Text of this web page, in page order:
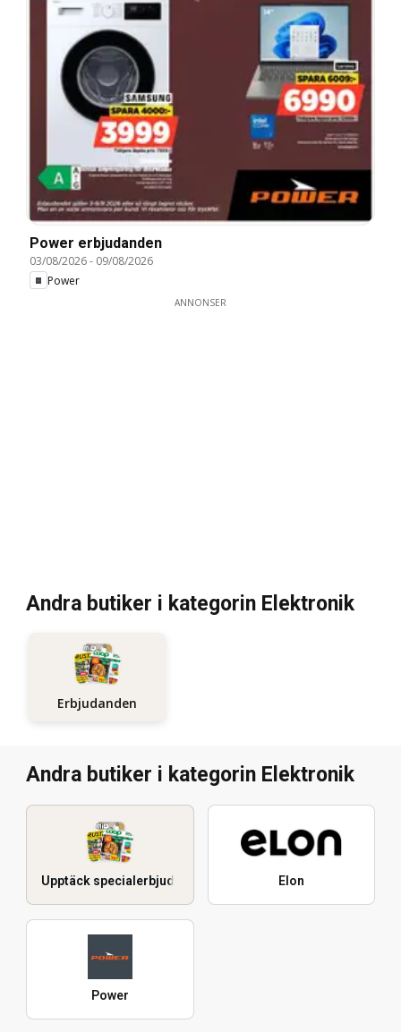
Power erbjudanden
03/08/2026- 09/08/2026
Power
ANNONSER
Andra butiker i kategorin Elektronik
Erbjudanden
Andra butiker i kategorin Elektronik
Upptäck specialerbjudanden Elon
Power